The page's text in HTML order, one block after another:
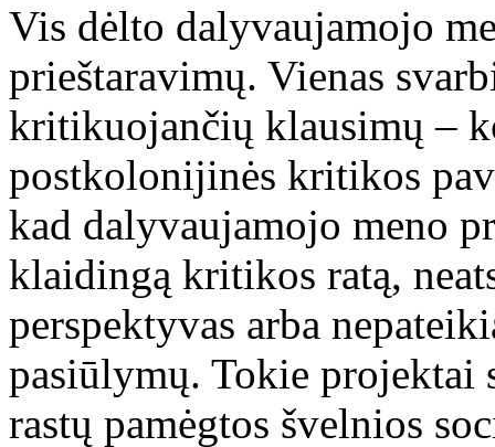
Vis dėlto dalyvaujamojo
prieštaravimų. Vienas
kritikuojančių klausimų –
postkolonijinės kritikos
kad dalyvaujamojo meno
klaidingą kritikos ratą,
perspektyvas arba
pasiūlymų. Tokie projektai
rastų pamėgtos švelnios